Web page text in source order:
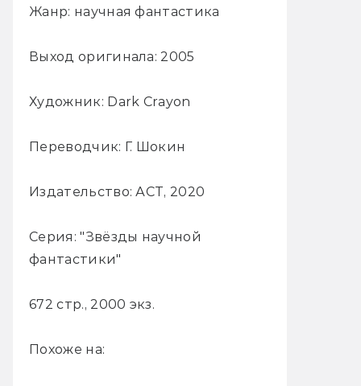
Жанр: научная фантастика
Выход оригинала: 2005
Художник: Dark Crayon
Переводчик: Г. Шокин
Издательство: АСТ, 2020
Серия: "Звёзды научной
фантастики"
672 стр., 2000 экз.
Похоже на: